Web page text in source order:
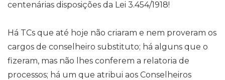
centenárias disposições da Lei 3.454/1918!
Há TCs que até hoje não criaram e nem proveram os
cargos de conselheiro substituto; há alguns que o
fizeram, mas não lhes conferem a relatoria de
processos; há um que atribui aos Conselheiros